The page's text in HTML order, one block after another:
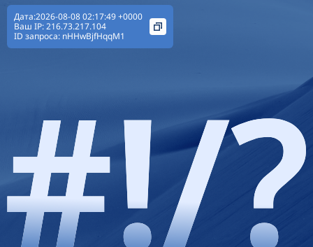
Дата:2026-08-08 02:17:49 +0000
Ваш IP:216.73.217.104
ID запроса: nHHwBjfHqqM1